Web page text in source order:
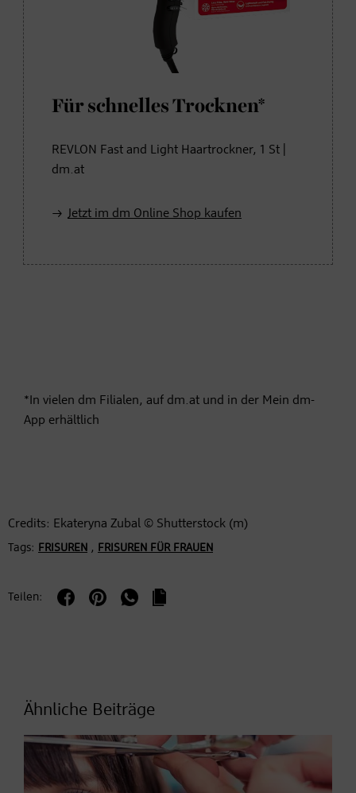
Für schnelles Trocknen*
REVLON Fast and Light Haartrockner, 1 St |
dm.at
Jetzt im dm Online Shop kaufen
*In vielen dm Filialen, auf dm.at und in der Mein dm-
App erhältlich
Credits: Ekateryna Zubal © Shutterstock (m)
Tags: FRISUREN , FRISUREN FÜR FRAUEN
Teilen:
Ähnliche Beiträge